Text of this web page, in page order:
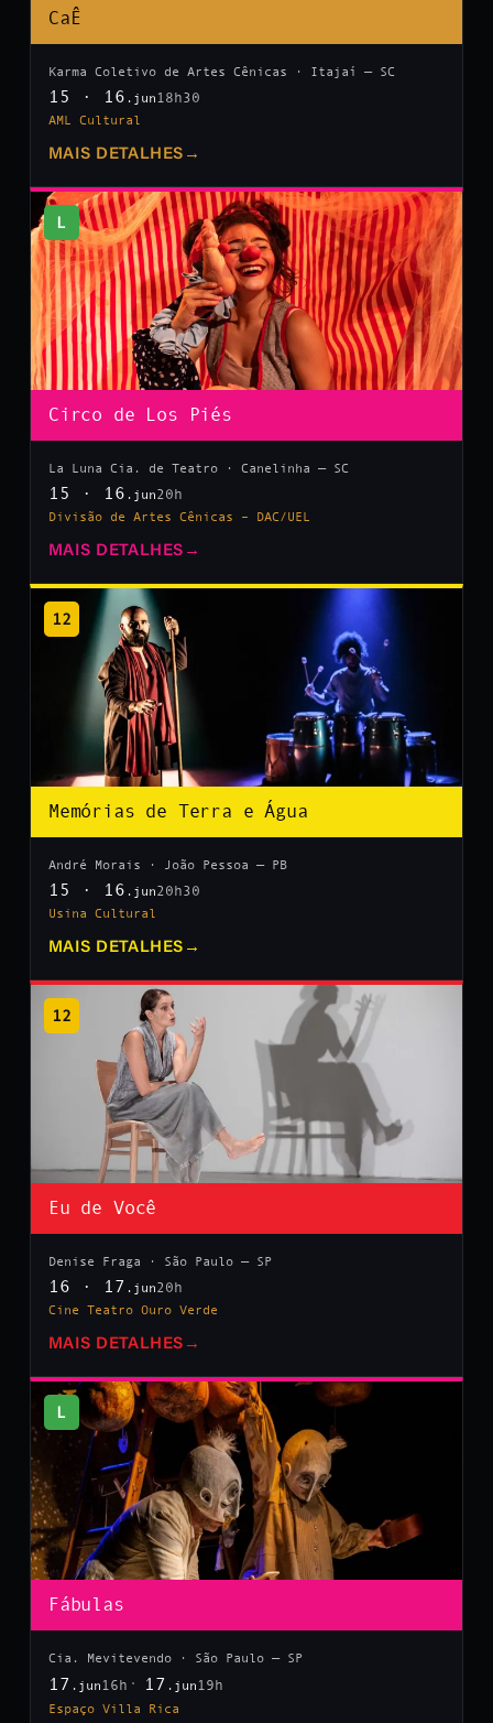
CaÊ
Karma Coletivo de Artes Cênicas · Itajaí — SC
15 · 16 .jun 18h30
AML Cultural
MAIS DETALHES →
L
Circo de Los Piés
La Luna Cia. de Teatro · Canelinha — SC
15 · 16 .jun20h
Divisão de Artes Cênicas – DAC/UEL
MAIS DETALHES →
12
Memórias de Terra e Água
André Morais · João Pessoa — PB
15 · 16 .jun20h30
Usina Cultural
MAIS DETALHES →
12
Eu de Você
Denise Fraga · São Paulo — SP
16 · 17 .jun20h
Cine Teatro Ouro Verde
MAIS DETALHES →
L
Fábulas
Cia. Mevitevendo · São Paulo — SP
17 .jun 16h 17 .jun 19h
Espaço Villa Rica